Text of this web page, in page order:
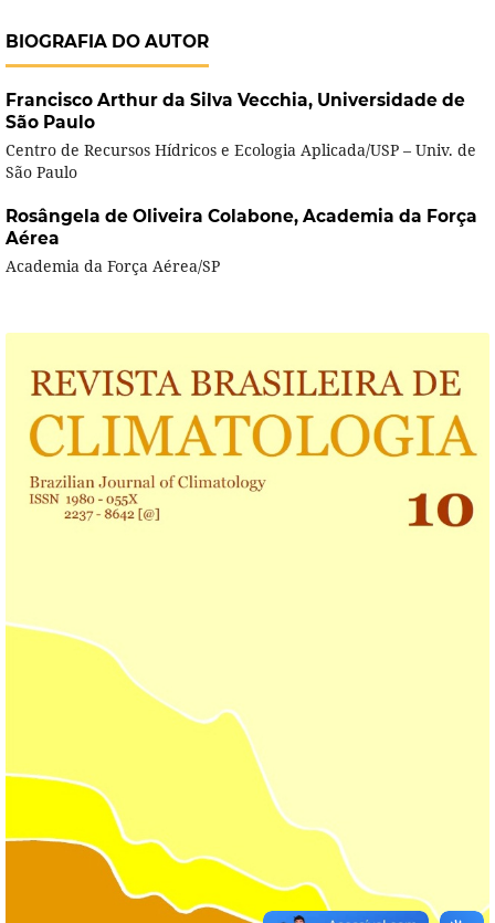
BIOGRAFIA DO AUTOR
Francisco Arthur da Silva Vecchia, Universidade de
São Paulo
Centro de Recursos Hídricos e Ecologia Aplicada/USP – Univ. de
São Paulo
Rosângela de Oliveira Colabone, Academia da Força
Aérea
Academia da Força Aérea/SP